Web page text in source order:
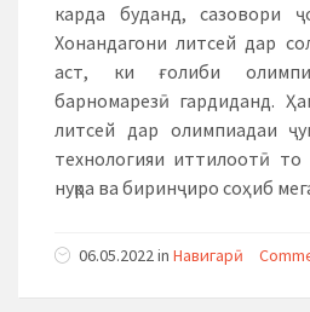
карда буданд, сазовори
Хонандагони литсей дар
аст, ки ғолиби
барномарезӣ гардиданд.
литсей дар олимпиадаи
технологияи иттилоотӣ
нуқра ва биринҷиро соҳиб
06.05.2022in Навигарӣ